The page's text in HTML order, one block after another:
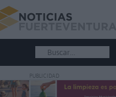
PUBLICIDAD